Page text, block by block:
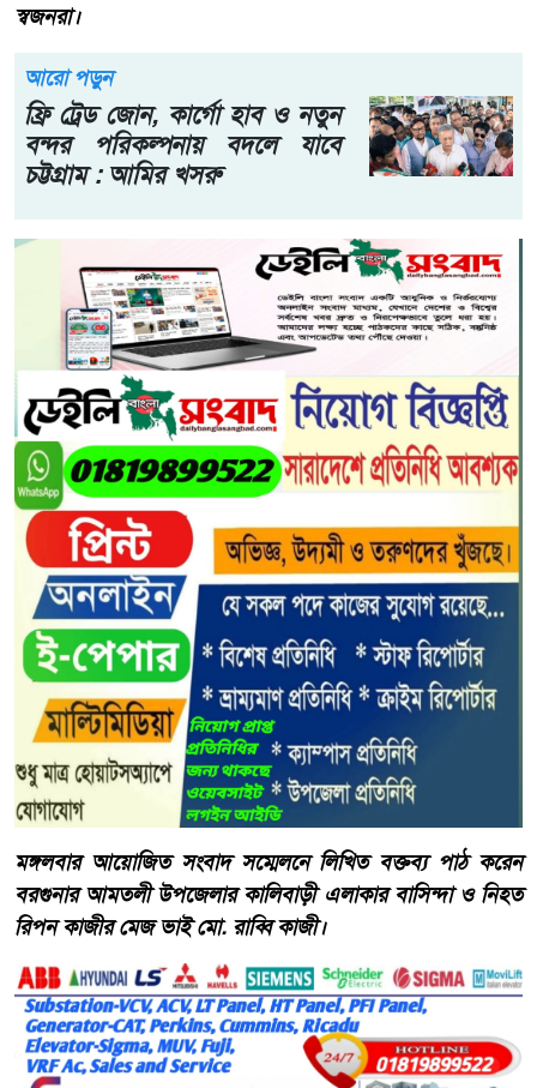
স্বজনরা।
আরো পড়ুন
ফ্রি ট্রেড জোন, কার্গো হাব ও নতুন
বন্দর পরিকল্পনায় বদলে যাবে
চট্টগ্রাম : আমির খসরু
মঙ্গলবার আয়োজিত সংবাদ সম্মেলনে লিখিত বক্তব্য পাঠ করেন
বরগুনার আমতলী উপজেলার কালিবাড়ী এলাকার বাসিন্দা ও নিহত
রিপন কাজীর মেজ ভাই মো. রাব্বি কাজী।